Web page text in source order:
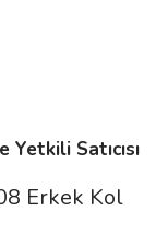
Yetkili Satıcısı
Erkek Kol